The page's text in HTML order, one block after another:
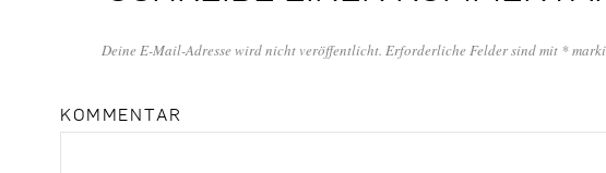
Deine E-Mail-Adresse wird nicht veröffentlicht. Erforderliche Felder sind mit *
KOMMENTAR